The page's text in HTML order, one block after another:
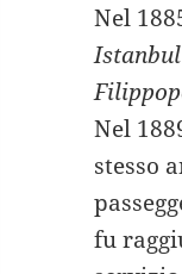
Nel
Istanbul
Nel
stesso
fu